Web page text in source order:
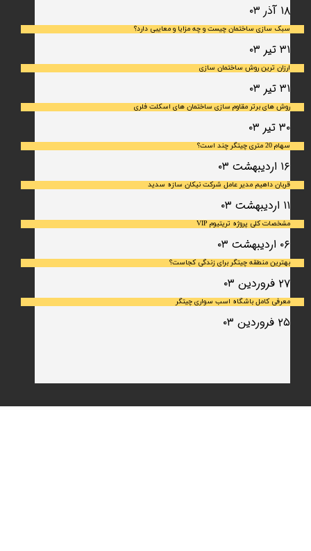
۱۸ آذر ۰۳
سبک سازی ساختمان چیست و چه مزایا و معایبی دارد؟
۳۱ تیر ۰۳
ارزان ترین روش ساختمان سازی
۳۱ تیر ۰۳
روش های برتر مقاوم سازی ساختمان های اسکلت فلری
۳۰ تیر ۰۳
سهام 20 متری چیتگر چند است؟
۱۶ اردیبهشت ۰۳
قربان داهیم مدیر عامل شرکت نیکان سازه سدید
۱۱ اردیبهشت ۰۳
مشخصات کلی پروژه تریتیوم VIP
۰۶ اردیبهشت ۰۳
بهترین منطقه چیتگر برای زندگی کجاست؟
۲۷ فروردین ۰۳
معرفی کامل باشگاه اسب سواری چیتگر
۲۵ فروردین ۰۳